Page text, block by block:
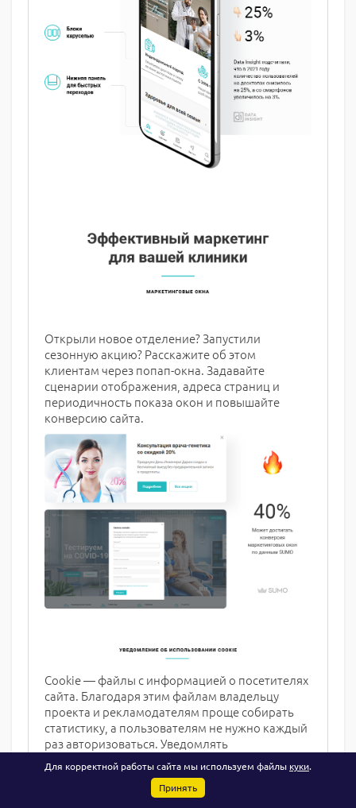
Открыли новое отделение? Запустили
сезонную акцию? Расскажите об этом
клиентам через попап-окна. Задавайте
сценарии отображения, адреса страниц и
периодичность показа окон и повышайте
конверсию сайта.
Cookie — файлы с информацией о посетителях
сайта. Благодаря этим файлам владельцу
проекта и рекламодателям проще собирать
статистику, а пользователям не нужно каждый
раз авторизоваться. Уведомлять
пользователей об использовании cookie-
файлов через всплывающее окно в России
считается признаком хорошего тона, а в
Для корректной работы сайта мы используем файлы куки.
Принять